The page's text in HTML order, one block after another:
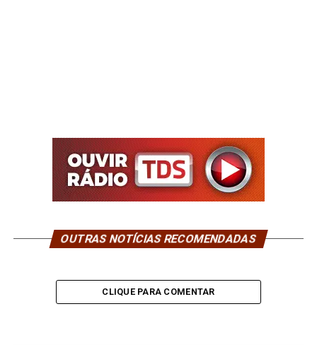
OUTRAS NOTÍCIAS RECOMENDADAS
CLIQUE PARA COMENTAR